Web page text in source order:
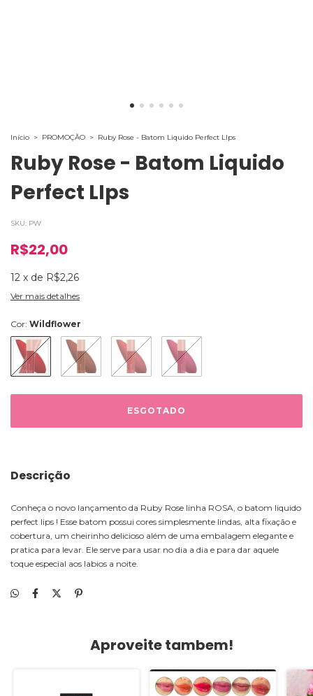
Início > PROMOÇÃO > Ruby Rose - Batom Liquido Perfect LIps
Ruby Rose - Batom Liquido
Perfect LIps
SKU: PW
R$22,00
12 x de R$2,26
Ver mais detalhes
Cor: Wildflower
Descrição
Conheça o novo lançamento da Ruby Rose linha ROSA, o batom liquido
perfect lips ! Esse batom possui cores simplesmente lindas, alta fixação e
cobertura, um cheirinho delicioso além de uma embalagem elegante e
pratica para levar. Ele serve para usar no dia a dia e para dar aquele
toque especial aos labios a noite.
Aproveite tambem!